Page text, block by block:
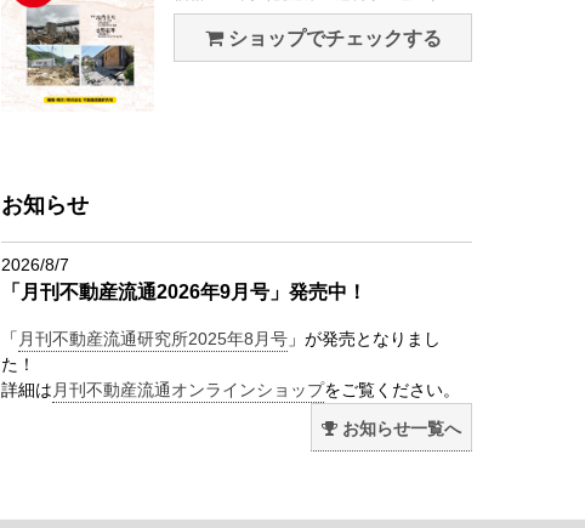
ショップでチェックする
お知らせ
2026/8/7
「月刊不動産流通2026年9月号」発売中！
「 月刊不動産流通研究所2025年8月号 」が発売となりまし
た！
詳細は 月刊不動産流通オンラインショップをご覧ください。
お知らせ一覧へ